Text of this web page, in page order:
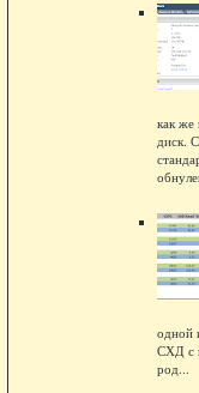
как же
диск.
одной
СХД с
род...